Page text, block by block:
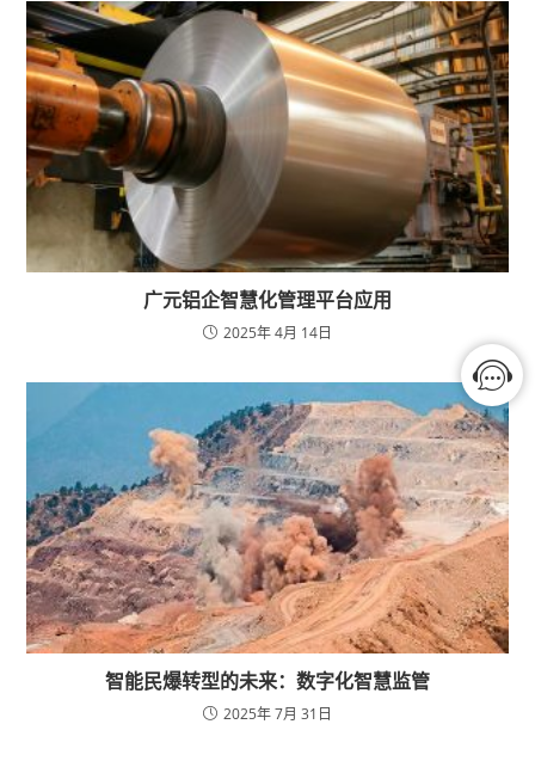
广元铝企智慧化管理平台应用
2025年 4月 14日
智能民爆转型的未来：数字化智慧监管
2025年 7月 31日